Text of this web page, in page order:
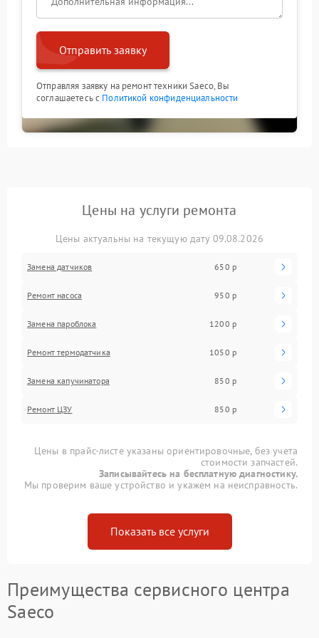
Отправить заявку
Отправляя заявку на ремонт техники Saeco, Вы
соглашаетесь с Политикой конфиденциальности
Цены на услуги ремонта
Цены актуальны на текущую дату 09.08.2026
Замена датчиков 650 р
Ремонт насоса 950 р
Замена пароблока 1200 р
Ремонт термодатчика 1050 р
Замена капучинатора 850 р
Ремонт ЦЗУ 850 р
Цены в прайс-листе указаны ориентировочные, без учета
стоимости запчастей.
Записывайтесь на бесплатную диагностику.
Мы проверим ваше устройство и укажем на неисправность.
Показать все услуги
Преимущества сервисного центра
Saeco